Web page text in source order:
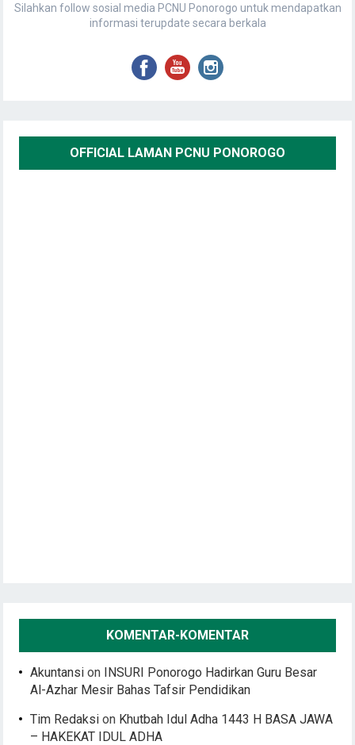
Silahkan follow sosial media PCNU Ponorogo untuk mendapatkan
informasi terupdate secara berkala
OFFICIAL LAMAN PCNU PONOROGO
KOMENTAR-KOMENTAR
Akuntansi on INSURI Ponorogo Hadirkan Guru Besar
Al-Azhar Mesir Bahas Tafsir Pendidikan
Tim Redaksi on Khutbah Idul Adha 1443 H BASA JAWA
– HAKEKAT IDUL ADHA